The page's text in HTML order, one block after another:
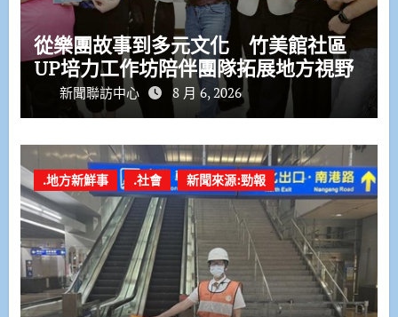
從樂團故事到多元文化 竹美館社區
UP培力工作坊陪伴團隊拓展地方視野
新聞聯訪中心 8 月 6, 2026
.地方新鮮事 .社會 新聞來源:勁報